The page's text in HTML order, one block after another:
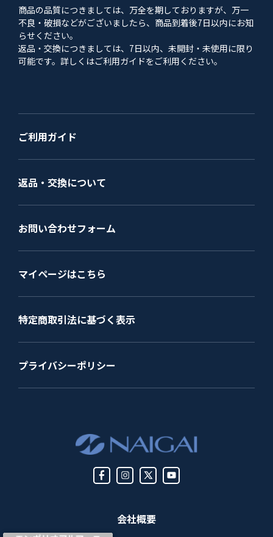
会社概要
商品の品質につきましては、万全を期しておりますが、万一
不良・破損などがございましたら、商品到着後7日以内にお知
らせください。
返品・交換につきましては、7日以内、未開封・未使用に限り
可能です。詳しくはご利用ガイドをご利用ください。
ご利用ガイド
返品・交換について
お問い合わせフォーム
マイページはこちら
特定商取引法に基づく表示
プライバシーポリシー